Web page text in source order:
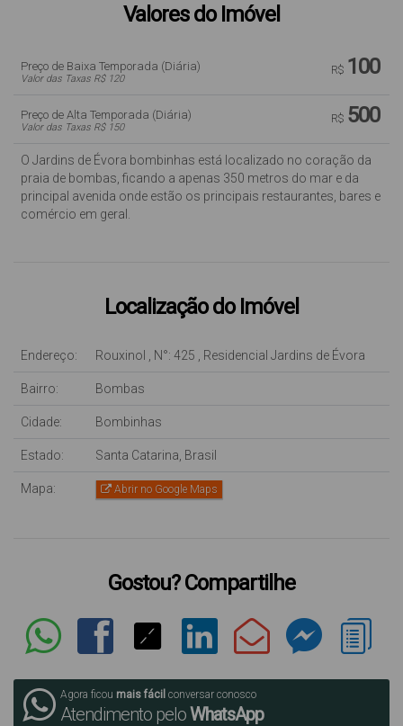
Valores do Imóvel
R$ 100
Preço de Baixa Temporada (Diária)
Valor das Taxas R$ 120
R$ 500
Preço de Alta Temporada (Diária)
Valor das Taxas R$ 150
O Jardins de Évora bombinhas está localizado no coração da
praia de bombas, ficando a apenas 350 metros do mar e da
principal avenida onde estão os principais restaurantes, bares e
comércio em geral.
Localização do Imóvel
Endereço: Rouxinol N°: 425 Residencial Jardins de Évora
Bairro: Bombas
Cidade: Bombinhas
Estado: Santa Catarina, Brasil
Mapa: Abrir no Google Maps
Gostou? Compartilhe
Agora ficou mais fácil conversar conosco
Atendimento peloWhatsApp